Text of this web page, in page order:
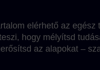
elérhető az egész
hogy mélyítsd
az alapokat –